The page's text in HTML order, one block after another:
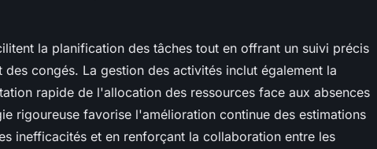
la planification des tâches tout en offrant un suivi précis
des congés. La gestion des activités inclut également la
rapide de l'allocation des ressources face aux absences
rigoureuse favorise l'amélioration continue des estimations
inefficacités et en renforçant la collaboration entre les